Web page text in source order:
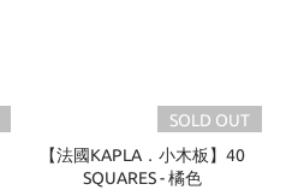
SOLD OUT
【法國KAPLA．小木板】40
SQUARES - 橘色